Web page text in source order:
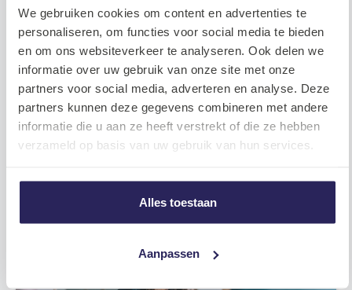
We gebruiken cookies om content en advertenties te
personaliseren, om functies voor social media te bieden
en om ons websiteverkeer te analyseren. Ook delen we
informatie over uw gebruik van onze site met onze
partners voor social media, adverteren en analyse. Deze
partners kunnen deze gegevens combineren met andere
informatie die u aan ze heeft verstrekt of die ze hebben
verzameld op basis van uw gebruik van hun services.
Alles toestaan
Aanpassen
Tech carrièrepaden: Een overzicht van
diverse mogelijkheden in de industrie